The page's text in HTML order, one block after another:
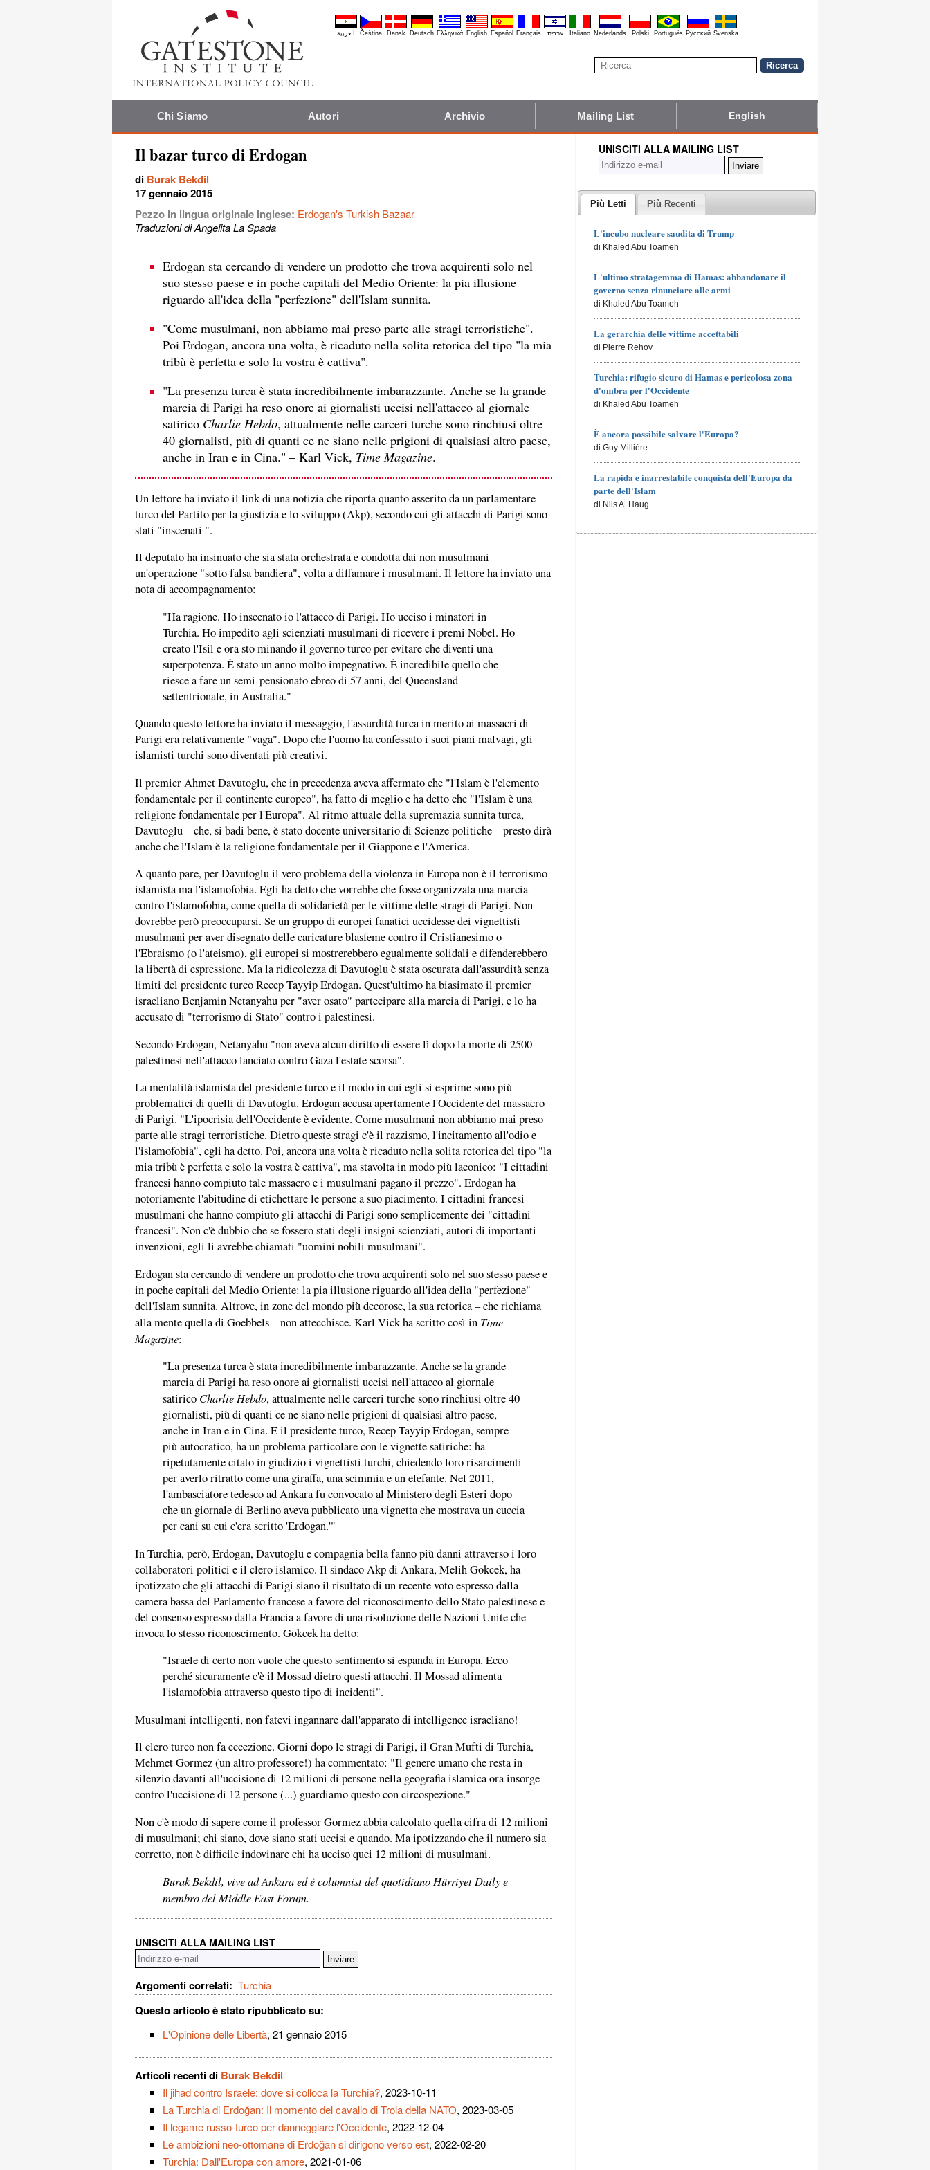
العربية Čeština Dansk Deutsch Ελληνικά English Español Français עברית Italiano Nederlands Polski Português Pyccĸий Svenska
Chi Siamo Autori Archivio Mailing List English
Il bazar turco di Erdogan
di Burak Bekdil
17 gennaio 2015
Pezzo in lingua originale inglese: Erdogan's Turkish Bazaar
Traduzioni di Angelita La Spada
Erdogan sta cercando di vendere un prodotto che trova acquirenti solo nel
suo stesso paese e in poche capitali del Medio Oriente: la pia illusione
riguardo all'idea della "perfezione" dell'Islam sunnita.
"Come musulmani, non abbiamo mai preso parte alle stragi terroristiche".
Poi Erdogan, ancora una volta, è ricaduto nella solita retorica del tipo "la mia
tribù è perfetta e solo la vostra è cattiva".
"La presenza turca è stata incredibilmente imbarazzante. Anche se la grande
marcia di Parigi ha reso onore ai giornalisti uccisi nell'attacco al giornale
satirico Charlie Hebdo, attualmente nelle carceri turche sono rinchiusi oltre
40 giornalisti, più di quanti ce ne siano nelle prigioni di qualsiasi altro paese,
anche in Iran e in Cina." – Karl Vick, Time Magazine.
Un lettore ha inviato il link di una notizia che riporta quanto asserito da un parlamentare
turco del Partito per la giustizia e lo sviluppo (Akp), secondo cui gli attacchi di Parigi sono
stati "inscenati ".
Il deputato ha insinuato che sia stata orchestrata e condotta dai non musulmani
un'operazione "sotto falsa bandiera", volta a diffamare i musulmani. Il lettore ha inviato una
nota di accompagnamento:
"Ha ragione. Ho inscenato io l'attacco di Parigi. Ho ucciso i minatori in
Turchia. Ho impedito agli scienziati musulmani di ricevere i premi Nobel. Ho
creato l'Isil e ora sto minando il governo turco per evitare che diventi una
superpotenza. È stato un anno molto impegnativo. È incredibile quello che
riesce a fare un semi-pensionato ebreo di 57 anni, del Queensland
settentrionale, in Australia."
Quando questo lettore ha inviato il messaggio, l'assurdità turca in merito ai massacri di
Parigi era relativamente "vaga". Dopo che l'uomo ha confessato i suoi piani malvagi, gli
islamisti turchi sono diventati più creativi.
Il premier Ahmet Davutoglu, che in precedenza aveva affermato che "l'Islam è l'elemento
fondamentale per il continente europeo", ha fatto di meglio e ha detto che "l'Islam è una
religione fondamentale per l'Europa". Al ritmo attuale della supremazia sunnita turca,
Davutoglu – che, si badi bene, è stato docente universitario di Scienze politiche – presto dirà
anche che l'Islam è la religione fondamentale per il Giappone e l'America.
A quanto pare, per Davutoglu il vero problema della violenza in Europa non è il terrorismo
islamista ma l'islamofobia. Egli ha detto che vorrebbe che fosse organizzata una marcia
contro l'islamofobia, come quella di solidarietà per le vittime delle stragi di Parigi. Non
dovrebbe però preoccuparsi. Se un gruppo di europei fanatici uccidesse dei vignettisti
musulmani per aver disegnato delle caricature blasfeme contro il Cristianesimo o
l'Ebraismo (o l'ateismo), gli europei si mostrerebbero egualmente solidali e difenderebbero
la libertà di espressione. Ma la ridicolezza di Davutoglu è stata oscurata dall'assurdità senza
limiti del presidente turco Recep Tayyip Erdogan. Quest'ultimo ha biasimato il premier
israeliano Benjamin Netanyahu per "aver osato" partecipare alla marcia di Parigi, e lo ha
accusato di "terrorismo di Stato" contro i palestinesi.
Secondo Erdogan, Netanyahu "non aveva alcun diritto di essere lì dopo la morte di 2500
palestinesi nell'attacco lanciato contro Gaza l'estate scorsa".
La mentalità islamista del presidente turco e il modo in cui egli si esprime sono più
problematici di quelli di Davutoglu. Erdogan accusa apertamente l'Occidente del massacro
di Parigi. "L'ipocrisia dell'Occidente è evidente. Come musulmani non abbiamo mai preso
parte alle stragi terroristiche. Dietro queste stragi c'è il razzismo, l'incitamento all'odio e
l'islamofobia", egli ha detto. Poi, ancora una volta è ricaduto nella solita retorica del tipo "la
mia tribù è perfetta e solo la vostra è cattiva", ma stavolta in modo più laconico: "I cittadini
francesi hanno compiuto tale massacro e i musulmani pagano il prezzo". Erdogan ha
notoriamente l'abitudine di etichettare le persone a suo piacimento. I cittadini francesi
musulmani che hanno compiuto gli attacchi di Parigi sono semplicemente dei "cittadini
francesi". Non c'è dubbio che se fossero stati degli insigni scienziati, autori di importanti
invenzioni, egli li avrebbe chiamati "uomini nobili musulmani".
Erdogan sta cercando di vendere un prodotto che trova acquirenti solo nel suo stesso paese e
in poche capitali del Medio Oriente: la pia illusione riguardo all'idea della "perfezione"
dell'Islam sunnita. Altrove, in zone del mondo più decorose, la sua retorica – che richiama
alla mente quella di Goebbels – non attecchisce. Karl Vick ha scritto così in Time
Magazine:
"La presenza turca è stata incredibilmente imbarazzante. Anche se la grande
marcia di Parigi ha reso onore ai giornalisti uccisi nell'attacco al giornale
satirico Charlie Hebdo, attualmente nelle carceri turche sono rinchiusi oltre 40
giornalisti, più di quanti ce ne siano nelle prigioni di qualsiasi altro paese,
anche in Iran e in Cina. E il presidente turco, Recep Tayyip Erdogan, sempre
più autocratico, ha un problema particolare con le vignette satiriche: ha
ripetutamente citato in giudizio i vignettisti turchi, chiedendo loro risarcimenti
per averlo ritratto come una giraffa, una scimmia e un elefante. Nel 2011,
l'ambasciatore tedesco ad Ankara fu convocato al Ministero degli Esteri dopo
che un giornale di Berlino aveva pubblicato una vignetta che mostrava un cuccia
per cani su cui c'era scritto 'Erdogan.'"
In Turchia, però, Erdogan, Davutoglu e compagnia bella fanno più danni attraverso i loro
collaboratori politici e il clero islamico. Il sindaco Akp di Ankara, Melih Gokcek, ha
ipotizzato che gli attacchi di Parigi siano il risultato di un recente voto espresso dalla
camera bassa del Parlamento francese a favore del riconoscimento dello Stato palestinese e
del consenso espresso dalla Francia a favore di una risoluzione delle Nazioni Unite che
invoca lo stesso riconoscimento. Gokcek ha detto:
"Israele di certo non vuole che questo sentimento si espanda in Europa. Ecco
perché sicuramente c'è il Mossad dietro questi attacchi. Il Mossad alimenta
l'islamofobia attraverso questo tipo di incidenti".
Musulmani intelligenti, non fatevi ingannare dall'apparato di intelligence israeliano!
Il clero turco non fa eccezione. Giorni dopo le stragi di Parigi, il Gran Mufti di Turchia,
Mehmet Gormez (un altro professore!) ha commentato: "Il genere umano che resta in
silenzio davanti all'uccisione di 12 milioni di persone nella geografia islamica ora insorge
contro l'uccisione di 12 persone (...) guardiamo questo con circospezione."
Non c'è modo di sapere come il professor Gormez abbia calcolato quella cifra di 12 milioni
di musulmani; chi siano, dove siano stati uccisi e quando. Ma ipotizzando che il numero sia
corretto, non è difficile indovinare chi ha ucciso quei 12 milioni di musulmani.
Burak Bekdil, vive ad Ankara ed è columnist del quotidiano Hürriyet Daily e
membro del Middle East Forum.
UNISCITI ALLA MAILING LIST
Argomenti correlati: Turchia
Questo articolo è stato ripubblicato su:
L'Opinione delle Libertà, 21 gennaio 2015
Articoli recenti di Burak Bekdil
Il jihad contro Israele: dove si colloca la Turchia?, 2023-10-11
La Turchia di Erdoğan: Il momento del cavallo di Troia della NATO, 2023-03-05
Il legame russo-turco per danneggiare l'Occidente, 2022-12-04
Le ambizioni neo-ottomane di Erdoğan si dirigono verso est, 2022-02-20
Turchia: Dall'Europa con amore, 2021-01-06
UNISCITI ALLA MAILING LIST
Più Letti Più Recenti
L'incubo nucleare saudita di Trump
di Khaled Abu Toameh
L'ultimo stratagemma di Hamas: abbandonare il
governo senza rinunciare alle armi
di Khaled Abu Toameh
La gerarchia delle vittime accettabili
di Pierre Rehov
Turchia: rifugio sicuro di Hamas e pericolosa zona
d'ombra per l'Occidente
di Khaled Abu Toameh
È ancora possibile salvare l'Europa?
di Guy Millière
La rapida e inarrestabile conquista dell'Europa da
parte dell'Islam
di Nils A. Haug